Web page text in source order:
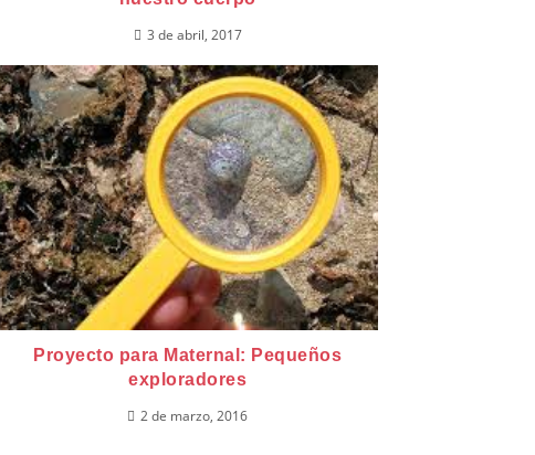
3 de abril, 2017
Proyecto para Maternal: Pequeños
exploradores
2 de marzo, 2016